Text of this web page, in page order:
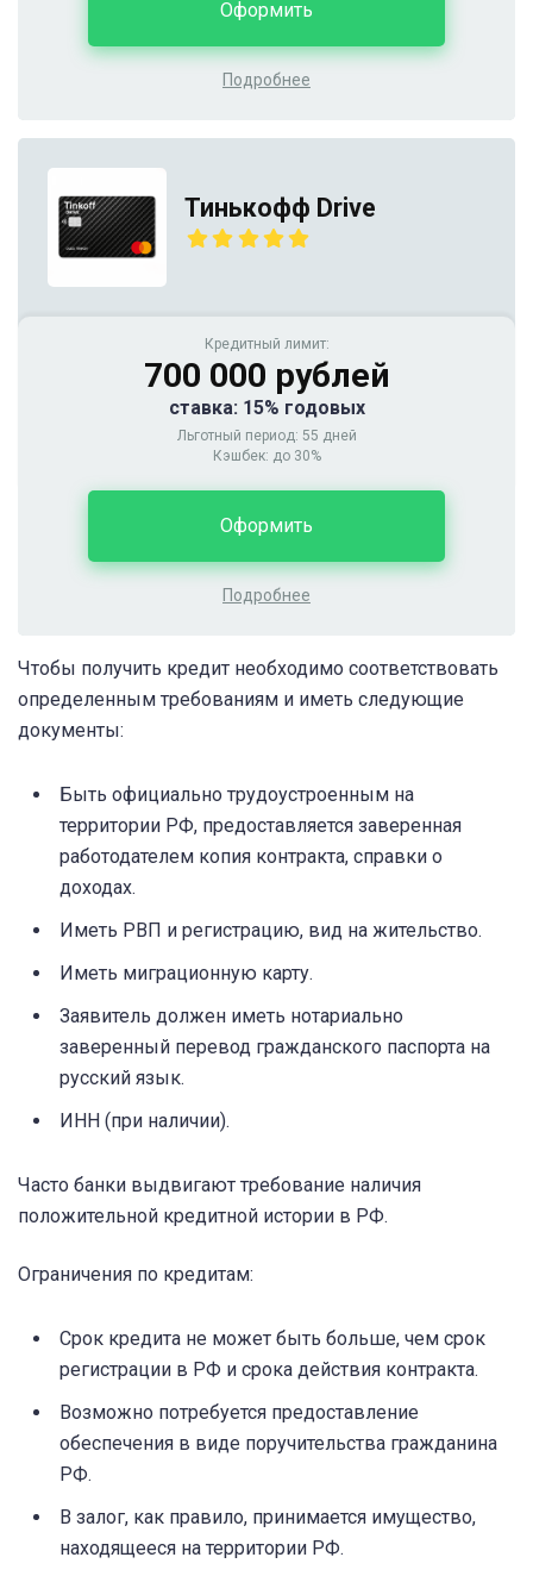
Подробнее
Оформить
Тинькофф Drive
Кредитный лимит:
700 000 рублей
ставка: 15% годовых
Льготный период: 55 дней
Кэшбек: до 30%
Подробнее
Оформить
Чтобы получить кредит необходимо соответствовать
определенным требованиям и иметь следующие
документы:
Быть официально трудоустроенным на
территории РФ, предоставляется заверенная
работодателем копия контракта, справки о
доходах.
Иметь РВП и регистрацию, вид на жительство.
Иметь миграционную карту.
Заявитель должен иметь нотариально
заверенный перевод гражданского паспорта на
русский язык.
ИНН (при наличии).
Часто банки выдвигают требование наличия
положительной кредитной истории в РФ.
Ограничения по кредитам:
Срок кредита не может быть больше, чем срок
регистрации в РФ и срока действия контракта.
Возможно потребуется предоставление
обеспечения в виде поручительства гражданина
РФ.
В залог, как правило, принимается имущество,
находящееся на территории РФ.